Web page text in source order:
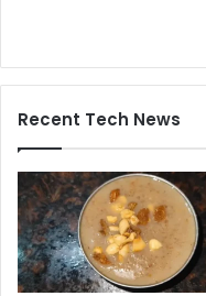
Recent Tech News